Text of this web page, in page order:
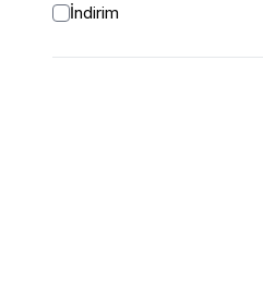
İndirim